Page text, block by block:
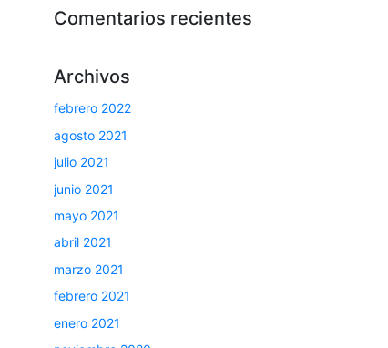
Comentarios recientes
Archivos
febrero 2022
agosto 2021
julio 2021
junio 2021
mayo 2021
abril 2021
marzo 2021
febrero 2021
enero 2021